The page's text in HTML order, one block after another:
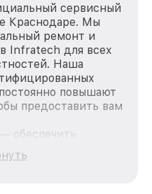
сервисный
Краснодаре. Мы
ремонт и
Infratech для всех
Наша
повышают
предоставить вам
обеспечить
ремонт для
Infratech,